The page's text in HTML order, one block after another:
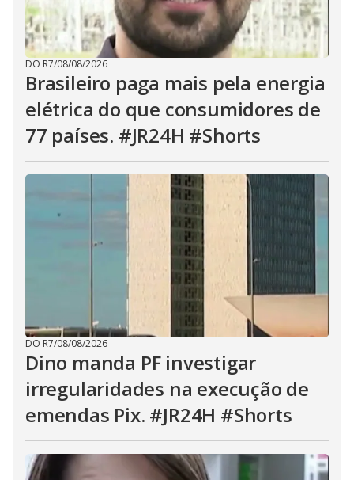
DO R7/08/08/2026
Brasileiro paga mais pela energia
elétrica do que consumidores de
77 países. #JR24H #Shorts
DO R7/08/08/2026
Dino manda PF investigar
irregularidades na execução de
emendas Pix. #JR24H #Shorts